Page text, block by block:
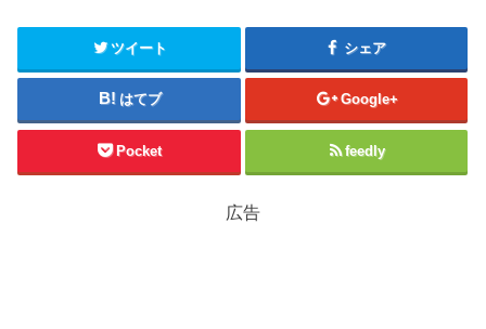
ツイート シェア
はてブ Google+
Pocket feedly
広告